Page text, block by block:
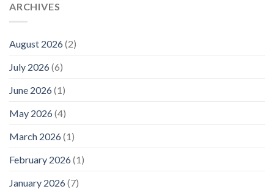
ARCHIVES
August 2026(2)
July 2026(6)
June 2026(1)
May 2026(4)
March 2026(1)
February 2026(1)
January 2026(7)